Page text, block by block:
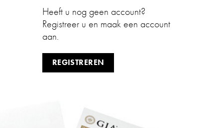
Heeft u nog geen account?
Registreer u en maak een account
aan.
REGISTREREN